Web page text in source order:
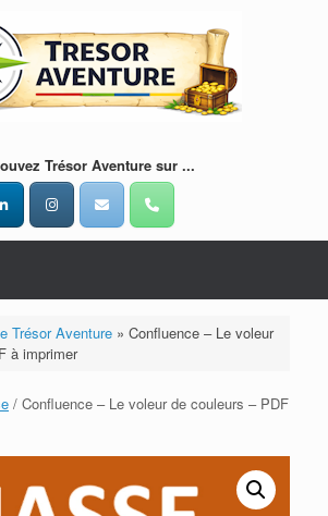
Trésor Aventure sur ...
Trésor Aventure» Confluence – Le voleur
à imprimer
/ Confluence – Le voleur de couleurs – PDF